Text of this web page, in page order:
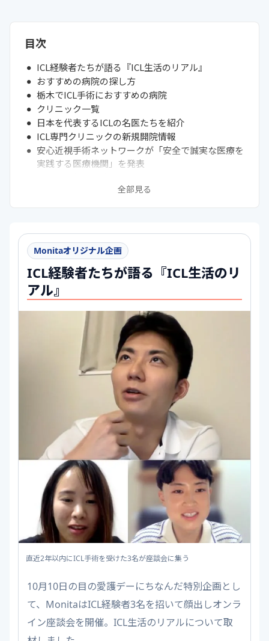
目次
ICL経験者たちが語る『ICL生活のリアル』
おすすめの病院の探し方
栃木でICL手術におすすめの病院
クリニック一覧
日本を代表するICLの名医たちを紹介
ICL専門クリニックの新規開院情報
安心近視手術ネットワークが「安全で誠実な医療を
実践する医療機関」を発表
ICL手術のリスクと対策
ICL手術についてのよくある質問
全部見る
Monitaオリジナル企画
ICL経験者たちが語る『ICL生活のリ
アル』
直近2年以内にICL手術を受けた3名が座談会に集う
10月10日の目の愛護デーにちなんだ特別企画とし
て、MonitaはICL経験者3名を招いて顔出しオンラ
イン座談会を開催。ICL生活のリアルについて取